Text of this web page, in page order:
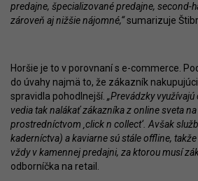
predajne, špecializované predajne, second-
zároveň aj nižšie nájomné,“sumarizuje
Horšie je to v porovnaní s e-commerce.
do úvahy najmä to, že zákazník
spravidla pohodlnejší. „Prevádzky
vedia tak nalákať zákazníka z online sveta
prostredníctvom ‚click n collect‘. Avšak
kaderníctva) a kaviarne sú stále offline,
vždy v kamennej predajni, za ktorou musí
odborníčka na retail.